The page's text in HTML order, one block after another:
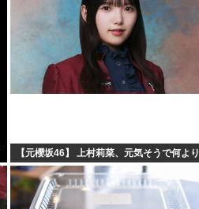
【元櫻坂46】 上村莉菜、元気そうで何より